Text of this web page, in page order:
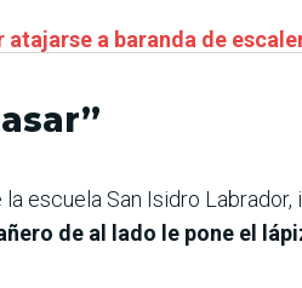
a baranda de
escuela San Isidro Labrador,
de al lado le pone el